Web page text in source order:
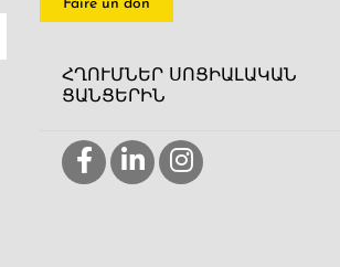
Faire un don
ՀՂՈՒՄՆԵՐ ՍՈՑԻԱԼԱԿԱՆ
ՑԱՆՑԵՐԻՆ